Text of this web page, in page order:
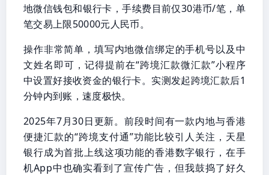
地微信钱包和银行卡，手续费目前仅30港币/笔，单
笔交易上限50000元人民币。
操作非常简单，填写内地微信绑定的手机号以及中
文姓名即可，记得提前在“跨境汇款微汇款”小程序
中设置好接收资金的银行卡。实测发起跨境汇款后1
分钟内到账，速度极快。
2025年7月30日更新。前段时间有一款内地与香港
便捷汇款的“跨境支付通”功能比较引人关注，天星
银行成为首批上线这项功能的香港数字银行，在手
机App中也确实看到了宣传广告，但我鼓捣了好久